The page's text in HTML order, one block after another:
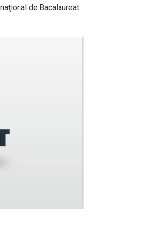
de Bacalaureat